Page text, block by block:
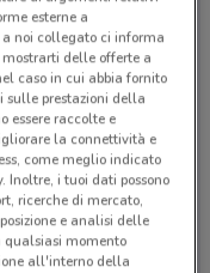
vicinanze
esterne a
a noi collegato ci informa
delle offerte a
caso in cui abbia fornito
sulle prestazioni della
essere raccolte e
la connettività e
come meglio indicato
Inoltre, i tuoi dati possono
ricerche di mercato,
e analisi delle
qualsiasi momento
all'interno della